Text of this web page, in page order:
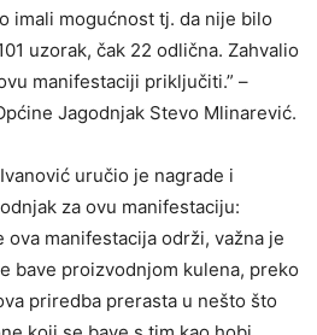
imali mogućnost tj. da nije bilo
uzorak, čak 22 odlična. Zahvalio
manifestaciji priključiti.” –
Jagodnjak Stevo Mlinarević.
uručio je nagrade i
za ovu manifestaciju:
ova manifestacija održi, važna je
bave proizvodnjom kulena, preko
priredba prerasta u nešto što